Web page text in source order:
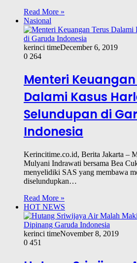
Read More »
Nasional
kerinci timeDecember 6, 2019
0 264
Menteri
Dalami Kasus
Selundupan di
Indonesia
Kerincitime.co.id, Berita Jakarta –
Mulyani Indrawati bersama Bea
menyelidiki SAS yang membawa
diselundupkan…
Read More »
HOT NEWS
kerinci timeNovember 8, 2019
0 451